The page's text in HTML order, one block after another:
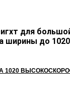
для
ширины до